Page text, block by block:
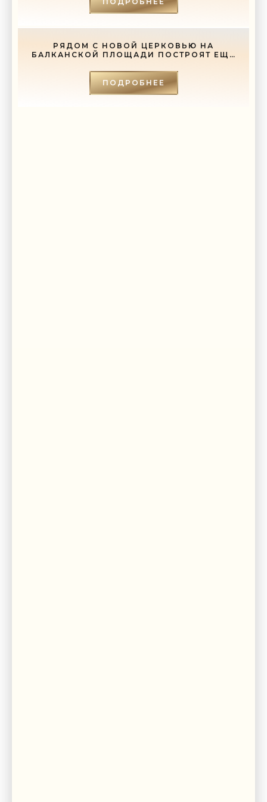
РЯДОМ С НОВОЙ ЦЕРКОВЬЮ НА
БАЛКАНСКОЙ ПЛОЩАДИ ПОСТРОЯТ ЕЩЕ
СТРОИТЕЛЬСТВА»
ПОДРОБНЕЕ